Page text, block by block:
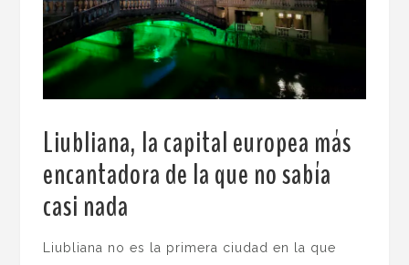
Liubliana, la capital europea más
encantadora de la que no sabía
casi nada
Liubliana no es la primera ciudad en la que